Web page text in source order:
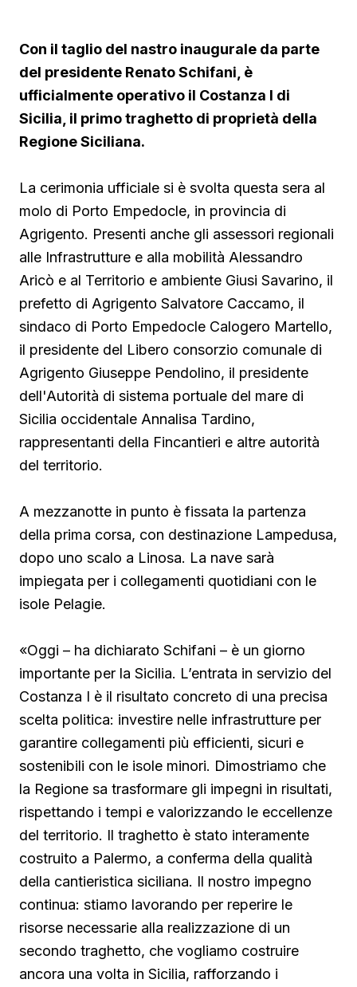
Con il taglio del nastro inaugurale da parte
del presidente Renato Schifani, è
ufficialmente operativo il Costanza I di
Sicilia, il primo traghetto di proprietà della
Regione Siciliana.
La cerimonia ufficiale si è svolta questa sera al
molo di Porto Empedocle, in provincia di
Agrigento. Presenti anche gli assessori regionali
alle Infrastrutture e alla mobilità Alessandro
Aricò e al Territorio e ambiente Giusi Savarino, il
prefetto di Agrigento Salvatore Caccamo, il
sindaco di Porto Empedocle Calogero Martello,
il presidente del Libero consorzio comunale di
Agrigento Giuseppe Pendolino, il presidente
dell'Autorità di sistema portuale del mare di
Sicilia occidentale Annalisa Tardino,
rappresentanti della Fincantieri e altre autorità
del territorio.
A mezzanotte in punto è fissata la partenza
della prima corsa, con destinazione Lampedusa,
dopo uno scalo a Linosa. La nave sarà
impiegata per i collegamenti quotidiani con le
isole Pelagie.
«Oggi – ha dichiarato Schifani – è un giorno
importante per la Sicilia. L’entrata in servizio del
Costanza I è il risultato concreto di una precisa
scelta politica: investire nelle infrastrutture per
garantire collegamenti più efficienti, sicuri e
sostenibili con le isole minori. Dimostriamo che
la Regione sa trasformare gli impegni in risultati,
rispettando i tempi e valorizzando le eccellenze
del territorio. Il traghetto è stato interamente
costruito a Palermo, a conferma della qualità
della cantieristica siciliana. Il nostro impegno
continua: stiamo lavorando per reperire le
risorse necessarie alla realizzazione di un
secondo traghetto, che vogliamo costruire
ancora una volta in Sicilia, rafforzando i